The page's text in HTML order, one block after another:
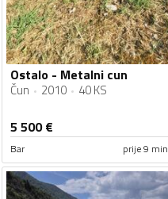
Ostalo - Metalni cun
Čun 2010 40 KS
5 500€
Bar prije 9 min